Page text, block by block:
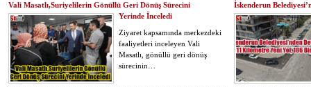
Vali Masatlı,Suriyelilerin Gönüllü Geri Dönüş Sürecini
Yerinde İnceledi
Ziyaret kapsamında merkezdeki
faaliyetleri inceleyen Vali
Masatlı, gönüllü geri dönüş
sürecinin…
İskenderun